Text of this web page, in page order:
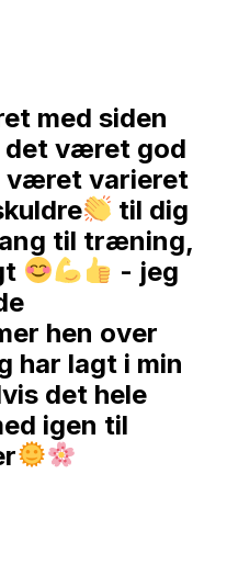
med siden
det været god
været varieret
til dig
til træning,
- jeg
hen over
har lagt i min
det hele
igen til